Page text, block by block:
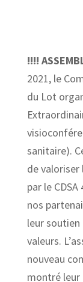
!!!!
2021, le
du Lot
sanitaire).
de valoriser
par le
nos
leur soutien
valeurs.
nouveau
montré